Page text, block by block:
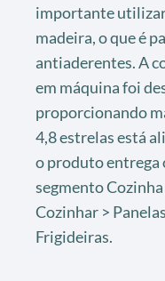
importante
madeira, o que é
antiaderentes. A
em máquina foi
proporcionando
4,8 estrelas está
o produto entrega
segmento
Cozinhar >
Frigideiras.